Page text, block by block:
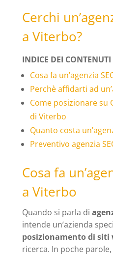
Cerchi
a Viterbo?
INDICE DEI CONTENUTI
Cosa fa un’agenzia
Perchè affidarti ad
Come posizionare su
di Viterbo
Quanto costa
Preventivo agenzia
Cosa fa
a Viterbo
Quando si parla di
intende un’azienda
posizionamento di siti
ricerca. In poche parole,